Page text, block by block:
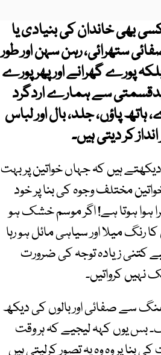
بھی خاندان کی بنیادی یا
ستھرائی، رہن سہن اور طور
پورے گھرانے اور پھر پورے
سے ہمارے اردگرد
پاؤں، جلد، بال اور لباس
کر دیتی ہیں۔
ہیں کہ جہاں خواتین پر بہت
مختلف وجوہ کی بنا پر خود
ہوا ہوتا ہے! اگر موسم خشک ہو
رنگ میلا اور سیاہی مائل ہو رہا
کتنی زیادہ توجہ کی ضرورت
نہیں کرواتیں۔
سے صفائی اور بالوں کی دیکھ
بس یوں کہہ لیجیے کہ ہر وقت
پر وہ وہ یہ تصور کرلیتی ہیں